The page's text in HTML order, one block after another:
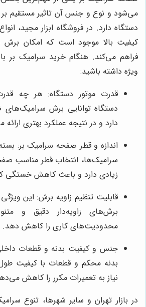
می‌شود و نوع و جنس آن تاثیر مستقیم
دستگاه دارد. در فروشگاه ابزار مجید،
کیفیت بالا موجود است که امکان
فراهم می‌کند. هنگام خرید سرامیک بر
ویژه داشته باشید:
قدرت موتور دستگاه: هر چه قدرت
دستگاه توانایی برش
دارد و در نتیجه عملکرد بهتری
اندازه و قطر صفحه سرامیک بر: بسته
سرامیک‌ها، انتخاب قطر مناسب
زیادی دارد و باعث کاهش خستگی
قابلیت تنظیم زاویه برش: این
برش‌های زاویه‌دار دقیق و
محدودیت‌های کاری را کاهش دهد.
جنس و کیفیت بدنه و قطعات
بدنه محکم و قطعات با کیفیت
نیاز به تعمیرات مکرر را کاهش
در بازار تهران و سایر شهرها، تنوع